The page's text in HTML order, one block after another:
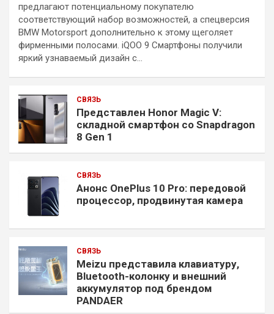
предлагают потенциальному покупателю
соответствующий набор возможностей, а спецверсия
BMW Motorsport дополнительно к этому щеголяет
фирменными полосами. iQOO 9 Смартфоны получили
яркий узнаваемый дизайн с…
СВЯЗЬ
Представлен Honor Magic V:
складной смартфон со Snapdragon
8 Gen 1
СВЯЗЬ
Анонс OnePlus 10 Pro: передовой
процессор, продвинутая камера
СВЯЗЬ
Meizu представила клавиатуру,
Bluetooth-колонку и внешний
аккумулятор под брендом
PANDAER